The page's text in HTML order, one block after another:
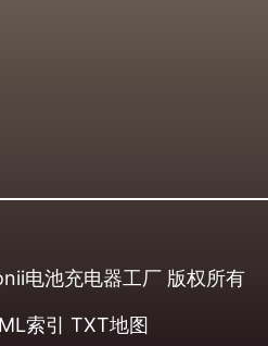
电池充电器工厂版权所有
索引 TXT地图